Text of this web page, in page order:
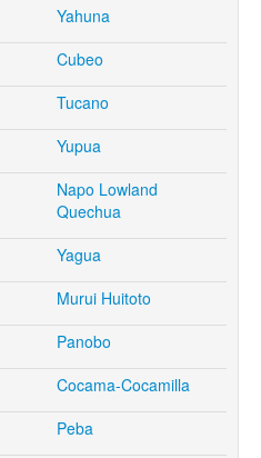
Yahuna
Cubeo
Tucano
Yupua
Napo Lowland
Quechua
Yagua
Murui Huitoto
Panobo
Cocama-Cocamilla
Peba